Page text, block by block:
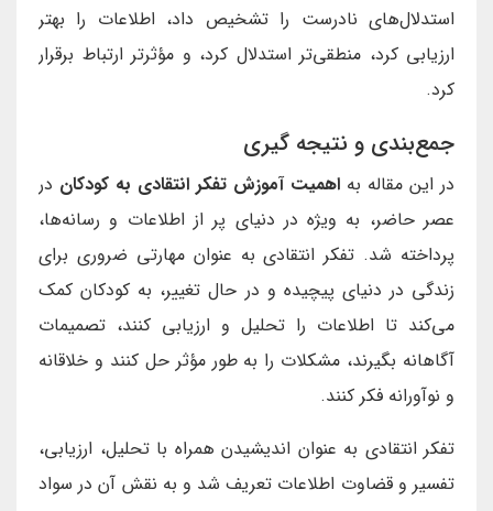
استدلال‌های نادرست را تشخیص داد، اطلاعات را بهتر
ارزیابی کرد، منطقی‌تر استدلال کرد، و مؤثرتر ارتباط برقرار
کرد.
جمع‌بندی و نتیجه گیری
در این مقاله به اهمیت آموزش تفکر انتقادی به کودکان در
عصر حاضر، به ویژه در دنیای پر از اطلاعات و رسانه‌ها،
پرداخته شد. تفکر انتقادی به عنوان مهارتی ضروری برای
زندگی در دنیای پیچیده و در حال تغییر، به کودکان کمک
می‌کند تا اطلاعات را تحلیل و ارزیابی کنند، تصمیمات
آگاهانه بگیرند، مشکلات را به طور مؤثر حل کنند و خلاقانه
و نوآورانه فکر کنند.
تفکر انتقادی به عنوان اندیشیدن همراه با تحلیل، ارزیابی،
تفسیر و قضاوت اطلاعات تعریف شد و به نقش آن در سواد